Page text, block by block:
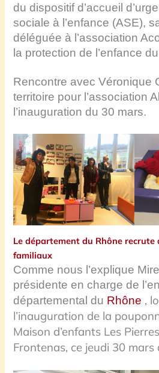
du dispositif d’accueil
sociale à l’enfance (ASE),
déléguée à l’association
la protection de l’enfance
Rencontre avec Véronique
territoire pour l’association
l’inauguration du 30 mars.
Le département du Rhône recrute
familiaux
Comme nous l’explique
présidente en charge de
départemental du Rhône ,
l’inauguration de la
Maison d’enfants Les
Frontenas, ce jeudi 30 mars